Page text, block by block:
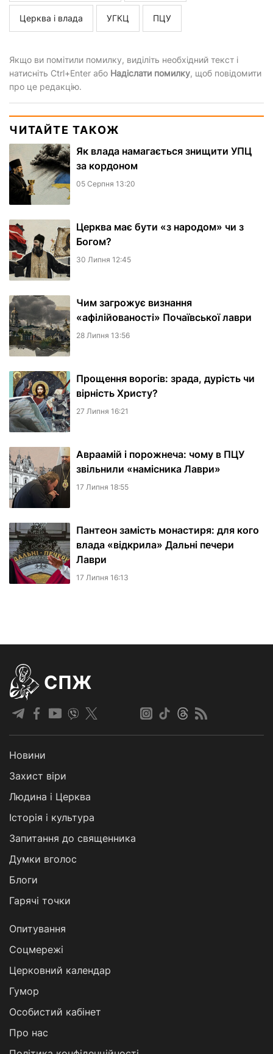
Церква і влада УГКЦ ПЦУ
Якщо ви помітили помилку, виділіть необхідний текст і
натисніть Ctrl+Enter або Надіслати помилку, щоб повідомити
про це редакцію.
ЧИТАЙТЕ ТАКОЖ
Як влада намагається знищити УПЦ
за кордоном
05 Серпня 13:20
Церква має бути «з народом» чи з
Богом?
30 Липня 12:45
Чим загрожує визнання
«афілійованості» Почаївської лаври
28 Липня 13:56
Прощення ворогів: зрада, дурість чи
вірність Христу?
27 Липня 16:21
Авраамій і порожнеча: чому в ПЦУ
звільнили «намісника Лаври»
17 Липня 18:55
Пантеон замість монастиря: для кого
влада «відкрила» Дальні печери
Лаври
17 Липня 16:13
СПЖ
Новини
Захист віри
Людина і Церква
Історія і культура
Запитання до священника
Думки вголос
Блоги
Гарячі точки
Опитування
Соцмережі
Церковний календар
Гумор
Особистий кабінет
Про нас